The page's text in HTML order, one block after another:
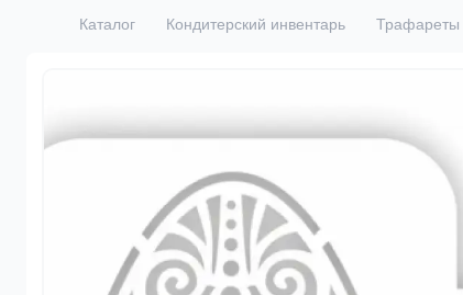
Главная
Каталог Кондитерский инвентарь Трафареты